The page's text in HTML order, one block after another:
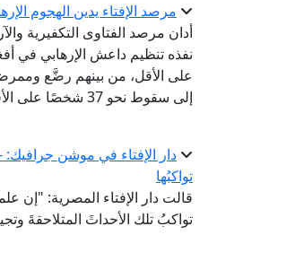
مرصد الإفتاء يدين الهجوم
أدان مرصد الفتاوى التكفيرية
على الأقل، من بينهم رضَّع
إلى سقوط نحو 37 شخصًا على الأقل.
دار الإفتاء في موشن جرافيك:
تواكبُها
قالت دار الإفتاء المصرية: "إن
تواكبُ تلك الأحداثَ المتلاحقةَ